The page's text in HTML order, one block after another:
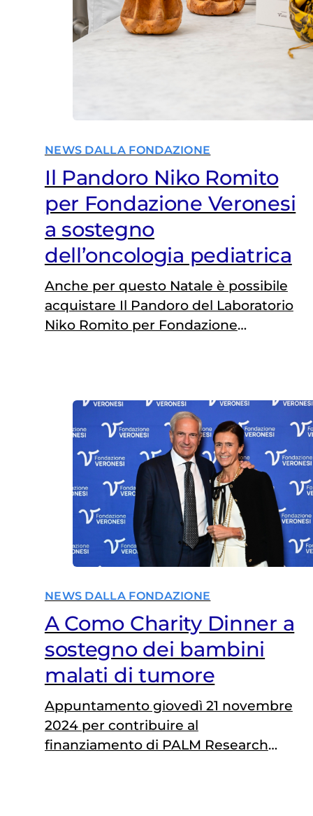
NEWS DALLA FONDAZIONE
Il Pandoro Niko Romito
per Fondazione Veronesi
a sostegno
dell’oncologia pediatrica
Anche per questo Natale è possibile
acquistare Il Pandoro del Laboratorio
Niko Romito per Fondazione
Lo speciale prodotto iconico delle
festività natalizie permetterà di
ﬁnanziare PALM Research Project®,
l’innovativo progetto scientiﬁco che
ha lo scopo di sviluppare nuove
metodiche diagnostiche…
NEWS DALLA FONDAZIONE
A Como Charity Dinner a
sostegno dei bambini
malati di tumore
Appuntamento giovedì 21 novembre
2024 per contribuire al
finanziamento di PALM Research